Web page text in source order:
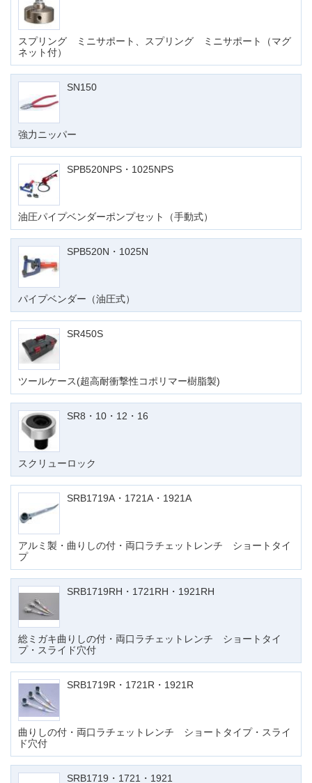
スプリング ミニサポート、スプリング ミニサポート（マグ
ネット付）
SN150
強力ニッパー
SPB520NPS・1025NPS
油圧パイプベンダーポンプセット（手動式）
SPB520N・1025N
パイプベンダー（油圧式）
SR450S
ツールケース(超高耐衝撃性コポリマー樹脂製)
SR8・10・12・16
スクリューロック
SRB1719A・1721A・1921A
アルミ製・曲りしの付・両口ラチェットレンチ ショートタイ
プ
SRB1719RH・1721RH・1921RH
総ミガキ曲りしの付・両口ラチェットレンチ ショートタイ
プ・スライド穴付
SRB1719R・1721R・1921R
曲りしの付・両口ラチェットレンチ ショートタイプ・スライ
ド穴付
SRB1719・1721・1921